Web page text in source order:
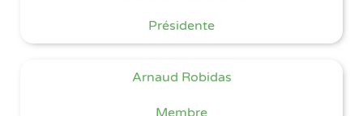
Présidente
Arnaud Robidas